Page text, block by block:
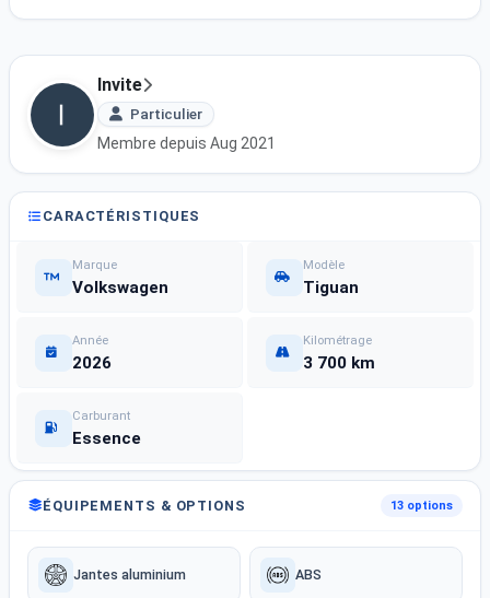
Invite
Particulier
Membre depuis Aug 2021
CARACTÉRISTIQUES
Marque
Volkswagen
Modèle
Tiguan
Année
2026
Kilométrage
3 700 km
Carburant
Essence
ÉQUIPEMENTS & OPTIONS 13 options
Jantes aluminium ABS